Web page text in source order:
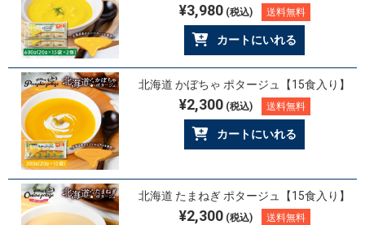
¥3,980(税込) 送料無料
カートにいれる
北海道 かぼちゃ ポタージュ【15食入り】
¥2,300(税込) 送料無料
カートにいれる
北海道 たまねぎ ポタージュ【15食入り】
¥2,300(税込) 送料無料